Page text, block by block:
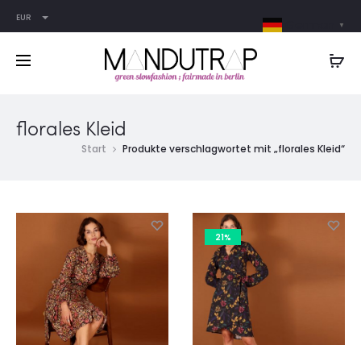
EUR
florales Kleid
Start Produkte verschlagwortet mit „florales Kleid“
21%
▼